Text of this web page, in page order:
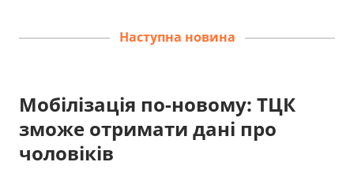
Наступна новина
Мобілізація по-новому: ТЦК
зможе отримати дані про
чоловіків